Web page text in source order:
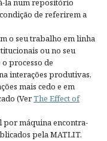
la num repositório
de referirem a
o seu trabalho em linha
ou no seu
processo de
interações produtivas,
mais cedo e em
(VerThe Effect of
por máquina encontra-
pela MATLIT.